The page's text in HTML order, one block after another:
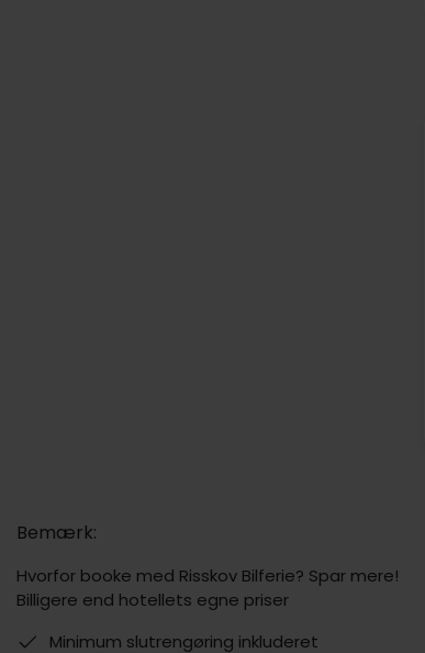
Bemærk:
Hvorfor booke med Risskov Bilferie? Spar mere!
Billigere end hotellets egne priser
Minimum slutrengøring inkluderet